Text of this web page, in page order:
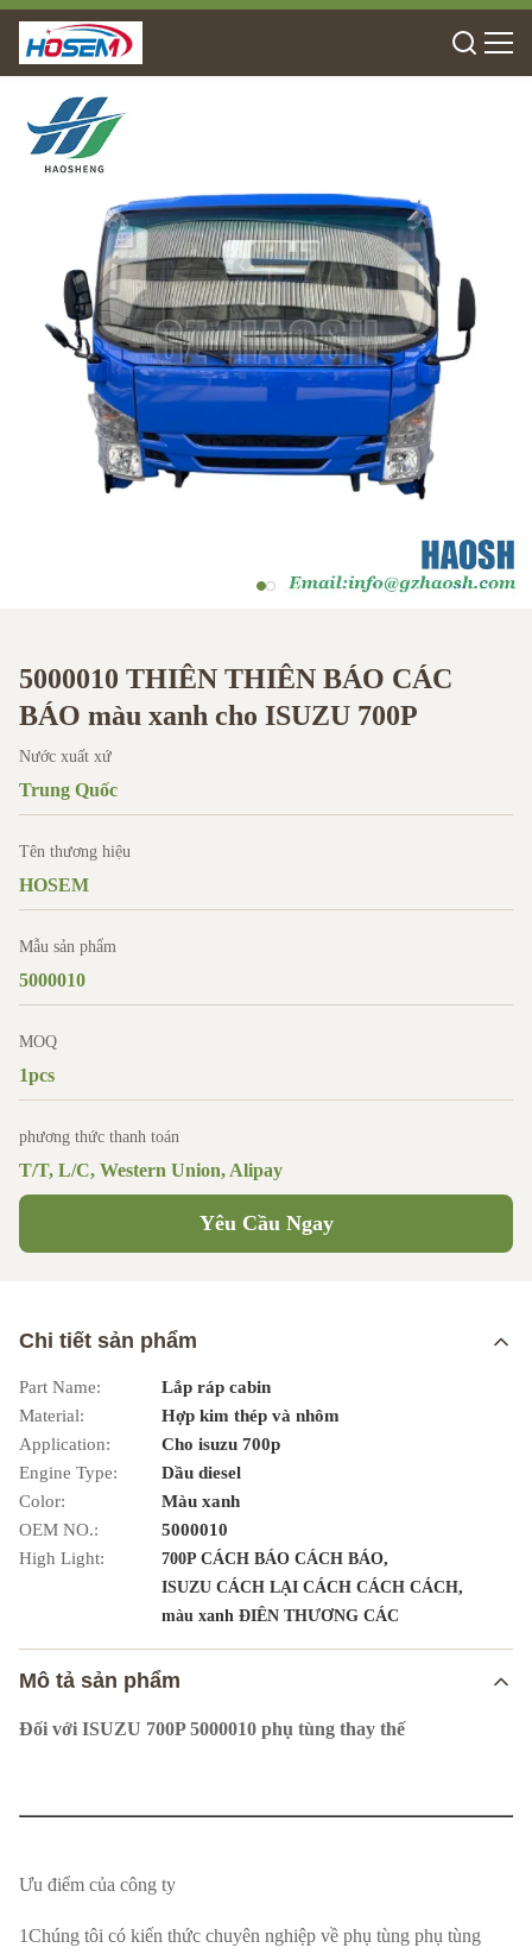
5000010 THIÊN THIÊN BÁO CÁC
BÁO màu xanh cho ISUZU 700P
Nước xuất xứ
Trung Quốc
Tên thương hiệu
HOSEM
Mẫu sản phẩm
5000010
MOQ
1pcs
phương thức thanh toán
T/T, L/C, Western Union, Alipay
Yêu Cầu Ngay
Chi tiết sản phẩm
Part Name:
Lắp ráp cabin
Material:
Hợp kim thép và nhôm
Application:
Cho isuzu 700p
Engine Type:
Dầu diesel
Color:
Màu xanh
OEM NO.:
5000010
High Light:
700P CÁCH BÁO CÁCH BÁO,
ISUZU CÁCH LẠI CÁCH CÁCH CÁCH,
màu xanh ĐIÊN THƯƠNG CÁC
Mô tả sản phẩm
Đối với ISUZU 700P 5000010 phụ tùng thay thế
phẩm
Thiết bị xe
Đối với ISUZU 700P
Ưu điểm của công ty
1Chúng tôi có kiến thức chuyên nghiệp về phụ tùng phụ tùng